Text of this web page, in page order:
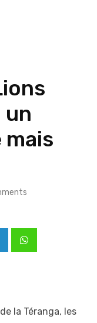
un
mais
LinkedInWhatsapp
la Téranga, les